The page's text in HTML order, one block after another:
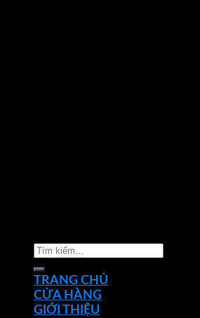
Tìm
kiếm:
TRANG CHỦ
CỬA HÀNG
GIỚI THIỆU